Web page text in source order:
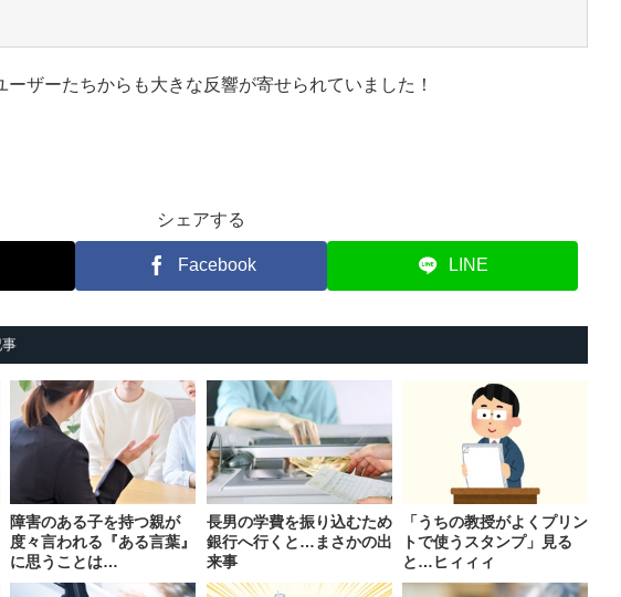
ーザーたちからも大きな反響が寄せられていました！
シェアする
Facebook LINE
障害のある子を持つ親が
度々言われる『ある言葉』
に思うことは…
長男の学費を振り込むため
銀行へ行くと…まさかの出
来事
「うちの教授がよくプリン
トで使うスタンプ」見る
と…ヒィィィ